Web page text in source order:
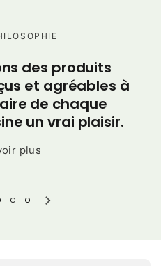
des produits
et agréables à
de chaque
un vrai plaisir.
plus